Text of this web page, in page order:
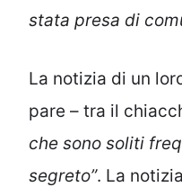
stata presa di
La notizia di un
pare – tra il
che sono soliti
segreto”. La